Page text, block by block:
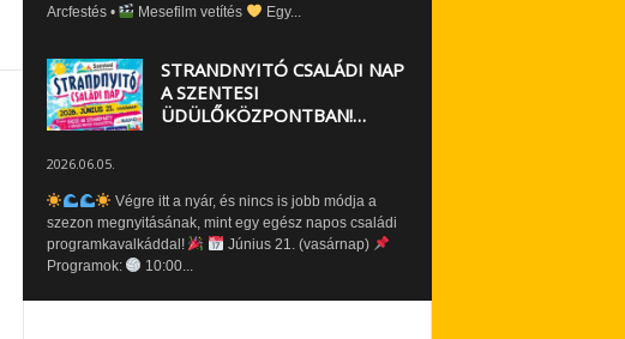
Arcfestés •
Mesefilm vetítés Egy...
STRANDNYITÓ CSALÁDI NAP
A SZENTESI
ÜDÜLŐKÖZPONTBAN!…
2026.06.05.
Végre itt a nyár, és nincs is jobb módja a
szezon megnyitásának, mint egy egész napos családi
programkavalkáddal!
Június 21. (vasárnap)
Programok:
10:00...